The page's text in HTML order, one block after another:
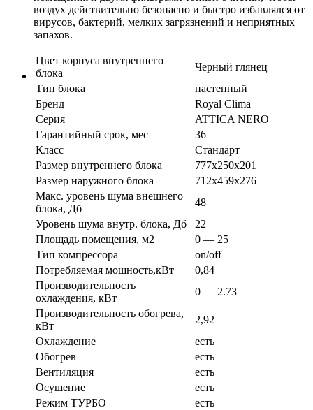
воздух действительно безопасно и быстро избавлялся от
вирусов, бактерий, мелких загрязнений и неприятных
запахов.
Цвет корпуса внутреннего
блока
Черный глянец
Тип блока
настенный
Бренд
Royal Clima
Серия
ATTICA NERO
Гарантийный срок, мес
36
Класс
Стандарт
Размер внутреннего блока
777х250х201
Размер наружного блока
712х459х276
Макс. уровень шума внешнего
блока, Дб
48
Уровень шума внутр. блока, Дб
22
Площадь помещения, м2
0 — 25
Тип компрессора
on/off
Потребляемая мощность,кВт
0,84
Производительность
охлаждения, кВт
0 — 2.73
Производительность обогрева,
кВт
2,92
Охлаждение
есть
Обогрев
есть
Вентиляция
есть
Осушение
есть
Режим ТУРБО
есть